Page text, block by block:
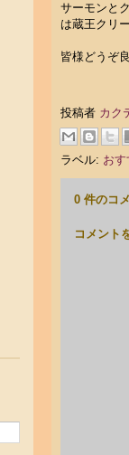
サーモンと
は蔵王クリ
皆様どうぞ
投稿者 カク
ラベル: お
0 件のコ
コメント